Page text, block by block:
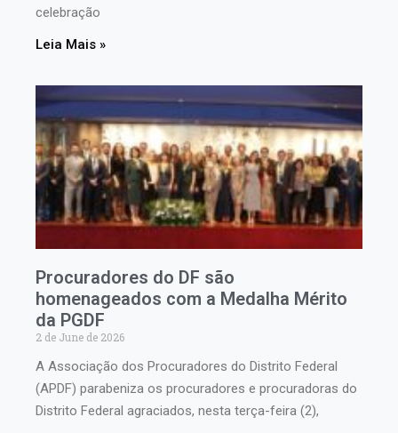
celebração
Leia Mais »
Procuradores do DF são
homenageados com a Medalha Mérito
da PGDF
2 de June de 2026
A Associação dos Procuradores do Distrito Federal
(APDF) parabeniza os procuradores e procuradoras do
Distrito Federal agraciados, nesta terça-feira (2),